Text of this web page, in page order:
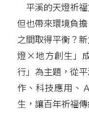
平溪的天燈祈福
但也帶來環境負
之間取得平衡？
燈×地方創生」
行」為主題，從
作、科技應用、
生，讓百年祈福